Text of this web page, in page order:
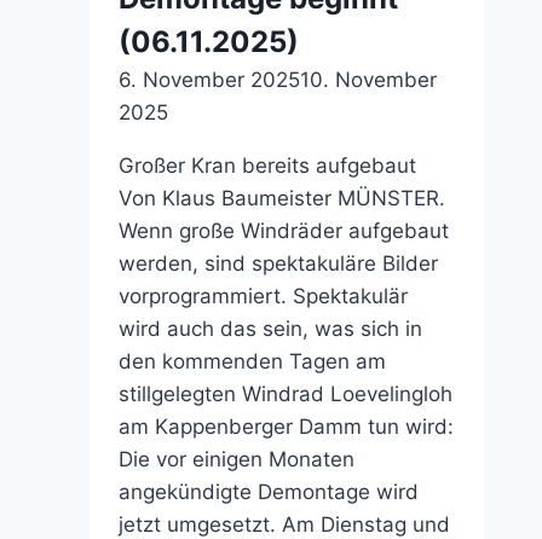
(06.11.2025)
6. November 202510. November
2025
Großer Kran bereits aufgebaut
Von Klaus Baumeister MÜNSTER.
Wenn große Windräder aufgebaut
werden, sind spektakuläre Bilder
vorprogrammiert. Spektakulär
wird auch das sein, was sich in
den kommenden Tagen am
stillgelegten Windrad Loevelingloh
am Kappenberger Damm tun wird:
Die vor einigen Monaten
angekündigte Demontage wird
jetzt umgesetzt. Am Dienstag und